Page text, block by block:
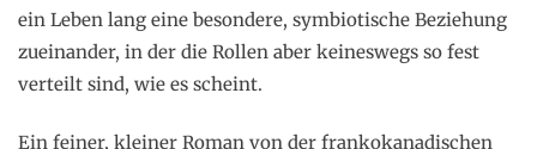
ein Leben lang eine besondere, symbiotische Beziehung
zueinander, in der die Rollen aber keineswegs so fest
verteilt sind, wie es scheint.
Ein feiner, kleiner Roman von der frankokanadischen